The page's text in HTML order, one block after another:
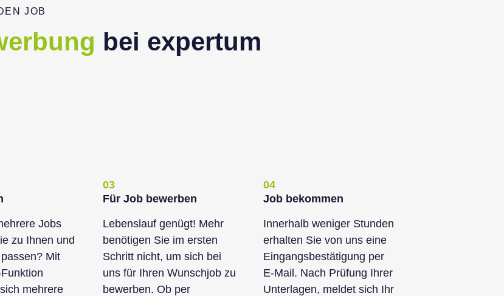
JOB
bei expertum
Jobs
zu Ihnen und
Mit
mehrere
03
Für Job bewerben
Lebenslauf genügt! Mehr
benötigen Sie im ersten
Schritt nicht, um sich bei
uns für Ihren Wunschjob zu
bewerben. Ob per
04
Job bekommen
Innerhalb weniger Stunden
erhalten Sie von uns eine
Eingangsbestätigung per
E-Mail. Nach Prüfung Ihrer
Unterlagen, meldet sich Ihr